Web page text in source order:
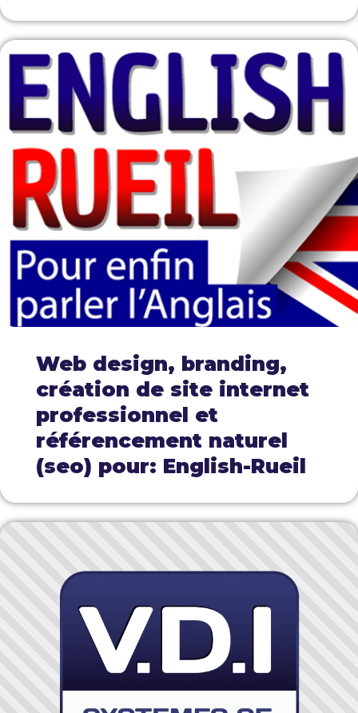
Web design, branding,
création de site internet
professionnel et
référencement naturel
(seo) pour: English-Rueil